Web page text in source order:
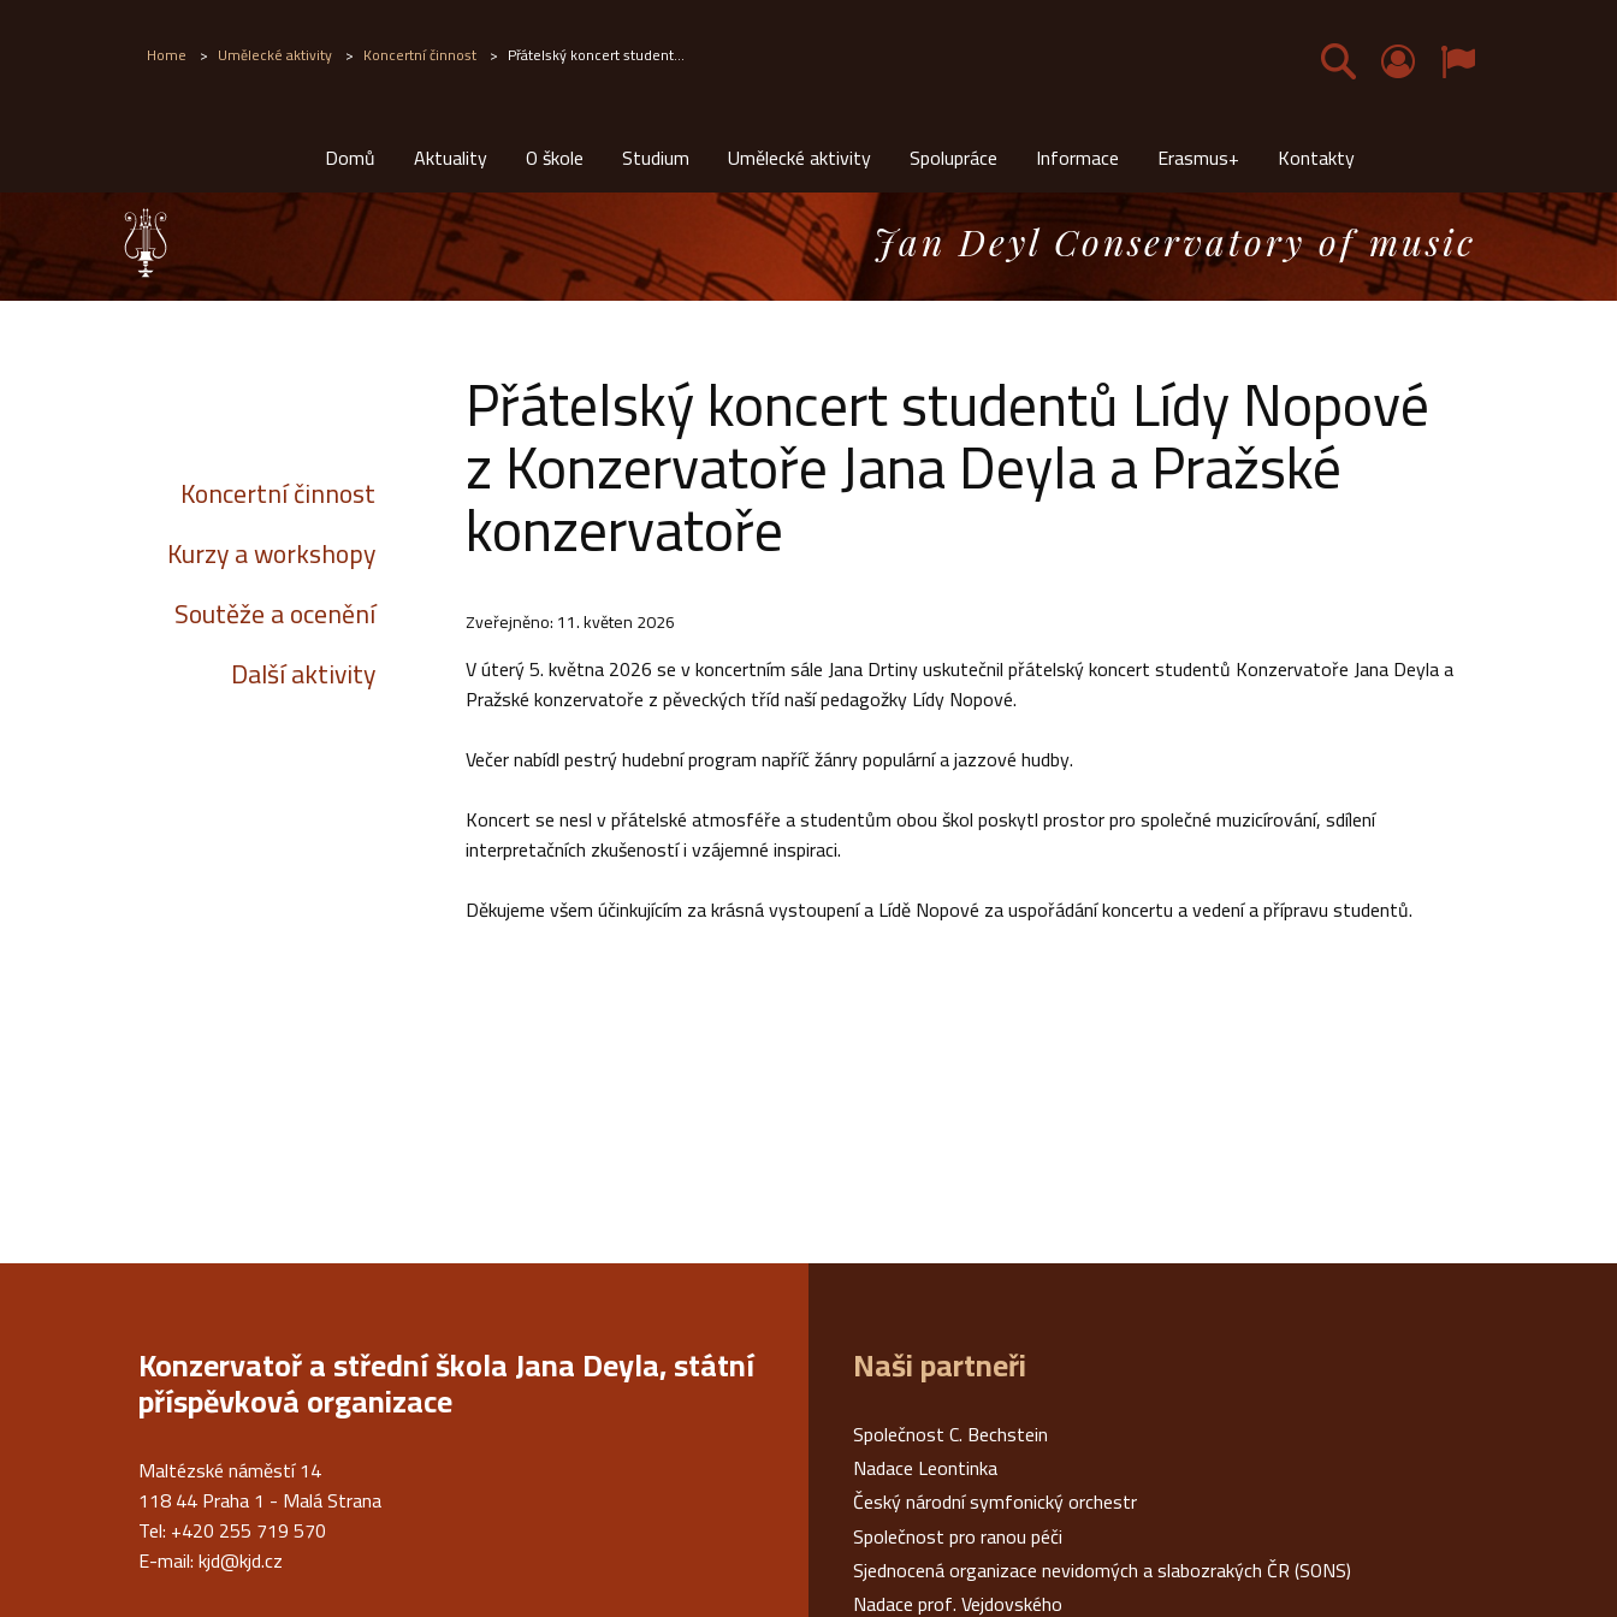
Home > Umělecké aktivity > Koncertní činnost > Přátelský koncert student... Čeština
Domů Aktuality O škole Studium Umělecké aktivity Spolupráce Informace Erasmus+ Kontakty
Jan Deyl Conservatory of music
Koncertní činnost
Kurzy a workshopy
Soutěže a ocenění
Další aktivity
Přátelský koncert studentů Lídy Nopové
z Konzervatoře Jana Deyla a Pražské
konzervatoře
Zveřejněno: 11. květen 2026
V úterý 5. května 2026 se v koncertním sále Jana Drtiny uskutečnil přátelský koncert studentů Konzervatoře Jana Deyla a
Pražské konzervatoře z pěveckých tříd naší pedagožky Lídy Nopové.
Večer nabídl pestrý hudební program napříč žánry populární a jazzové hudby.
Koncert se nesl v přátelské atmosféře a studentům obou škol poskytl prostor pro společné muzicírování, sdílení
interpretačních zkušeností i vzájemné inspiraci.
Děkujeme všem účinkujícím za krásná vystoupení a Lídě Nopové za uspořádání koncertu a vedení a přípravu studentů.
Konzervatoř a střední škola Jana Deyla, státní
příspěvková organizace
Maltézské náměstí 14
118 44 Praha 1 - Malá Strana
Tel: +420 255 719 570
E-mail:kjd@kjd.cz
Naši partneři
Společnost C. Bechstein
Nadace Leontinka
Český národní symfonický orchestr
Společnost pro ranou péči
Sjednocená organizace nevidomých a slabozrakých ČR (SONS)
Nadace prof. Vejdovského